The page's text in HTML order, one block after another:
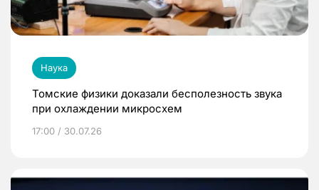
Наука
Томские физики доказали бесполезность звука
при охлаждении микросхем
17:00 / 30.07.26